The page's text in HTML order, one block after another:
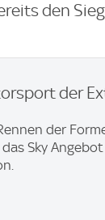
den
der
der
Sky